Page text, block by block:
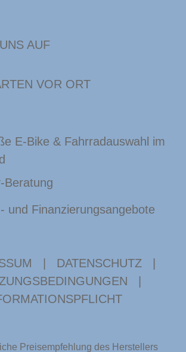
AUF
VOR ORT
E-Bike & Fahrradauswahl im
Beratung
und Finanzierungsangebote
DATENSCHUTZ
Preisempfehlung des Herstellers